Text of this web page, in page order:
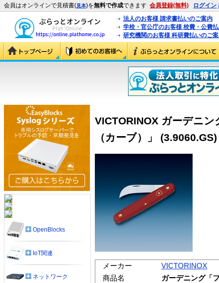
会員はオンラインで見積書(見本)を無料で作成できます 会員登録(無料) ログイン
法人のお客様 請求書払いのご案内
学校・官公庁のお客様 校費・公費
研究機関のお客様 科研費払いのご
VICTORINOX ガーデニ
（カーブ）」 (3.9060.GS)
メーカー
VICTORINOX
商品名
ガーデニング「
OpenBlocks
IoT関連
ネットワーク